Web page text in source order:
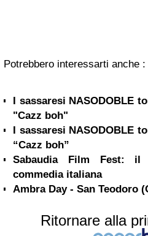
Potrebbero interessarti anche :
I sassaresi NASODOBLE
"Cazz boh"
I sassaresi NASODOBLE
“Cazz boh”
Sabaudia Film Fest: il
commedia italiana
Ambra Day - San Teodoro
Ritornare alla